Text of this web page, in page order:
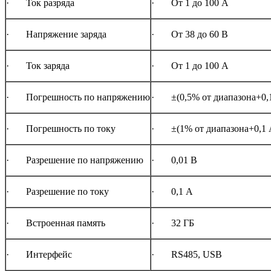
· Ток разряда · От 1 до 100 А
· Напряжение заряда · От 38 до 60 В
· Ток заряда · От 1 до 100 А
· Погрешность по напряжению· ±(0,5% от
· Погрешность по току · ±(1% от диапазона+0,1
· Разрешение по напряжению · 0,01 В
· Разрешение по току · 0,1 А
· Встроенная память · 32 ГБ
· Интерфейс · RS485, USB